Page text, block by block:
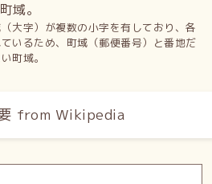
域。
大字）が複数の小字を有しており、各
いるため、町域（郵便番号）と番地だ
町域。
要 from Wikipedia